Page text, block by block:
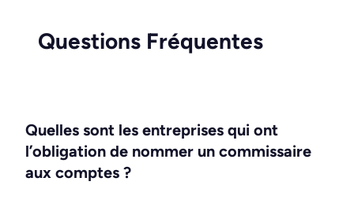
Questions Fréquentes
Quelles sont les entreprises qui ont
l’obligation de nommer un commissaire
aux comptes ?